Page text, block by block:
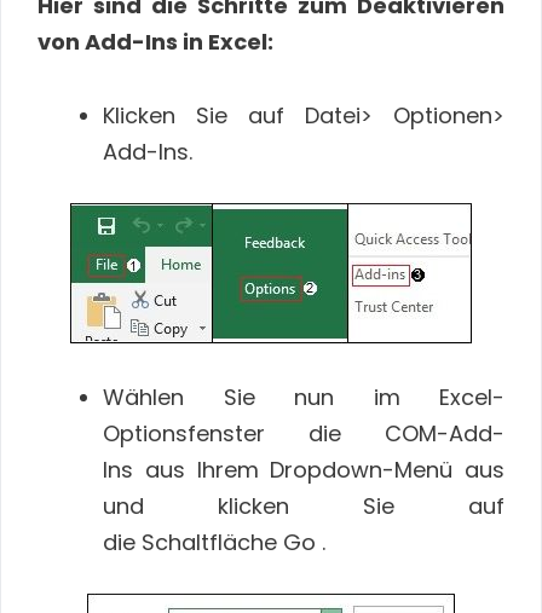
von Add-Ins in Excel:
Klicken Sie auf Datei> Optionen>
Add-Ins.
Wählen Sie nun im Excel-
Optionsfenster die COM-Add-
Ins aus Ihrem Dropdown-Menü aus
und klicken Sie auf
die Schaltfläche Go .